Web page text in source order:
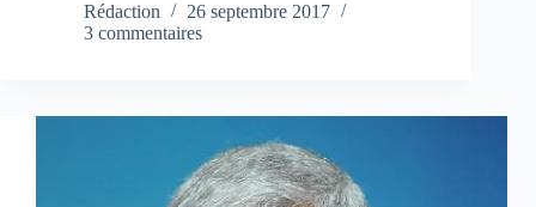
Rédaction
26 septembre 2017
3 commentaires